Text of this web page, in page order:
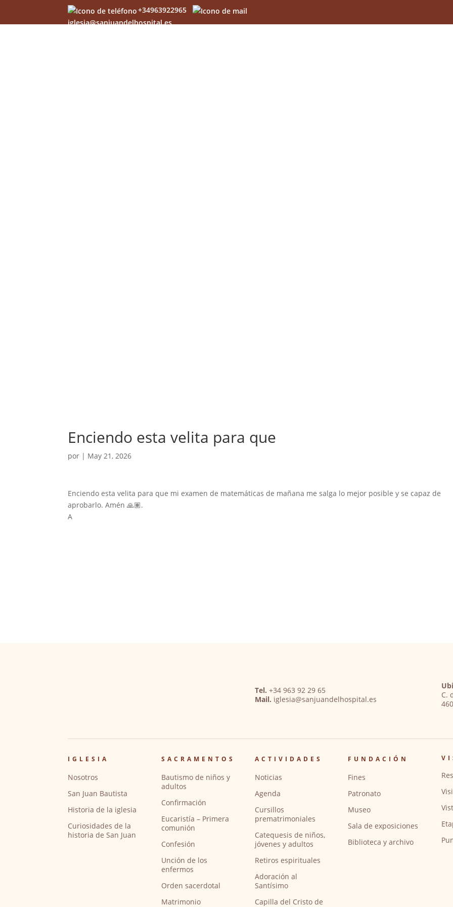
+34963922965
iglesia@sanjuandelhospital.es
Enciendo esta velita para que
por | May 21, 2026
Enciendo esta velita para que mi examen de matemáticas de mañana me salga lo mejor posible y se capaz de
aprobarlo. Amén 🙏🏽.
A
Tel. +34 963 92 29 65
Mail. iglesia@sanjuandelhospital.es
C.
IGLESIA
Nosotros
San Juan Bautista
Historia de la iglesia
Curiosidades de la
historia de San Juan
SACRAMENTOS
Bautismo de niños y
adultos
Confirmación
Eucaristía – Primera
comunión
Confesión
Unción de los
enfermos
Orden sacerdotal
Matrimonio
ACTIVIDADES
Noticias
Agenda
Cursillos
prematrimoniales
Catequesis de niños,
jóvenes y adultos
Retiros espirituales
Adoración al
Santísimo
Capilla del Cristo de
FUNDACIÓN
Fines
Patronato
Museo
Sala de exposiciones
Biblioteca y archivo